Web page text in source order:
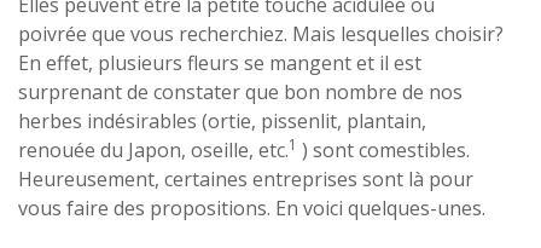
Elles peuvent être la petite touche acidulée ou
poivrée que vous recherchiez. Mais lesquelles choisir?
En effet, plusieurs fleurs se mangent et il est
surprenant de constater que bon nombre de nos
herbes indésirables (ortie, pissenlit, plantain,
renouée du Japon, oseille, etc.1 ) sont comestibles.
Heureusement, certaines entreprises sont là pour
vous faire des propositions. En voici quelques-unes.